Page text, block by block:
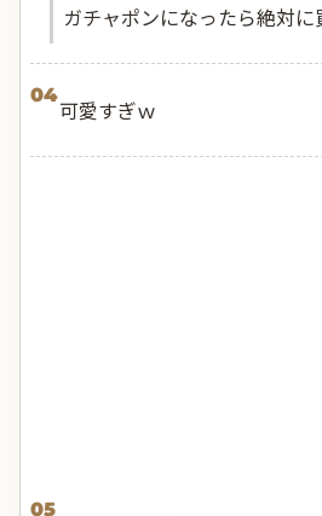
ガチャポンになったら絶対に
04
可愛すぎｗ
05